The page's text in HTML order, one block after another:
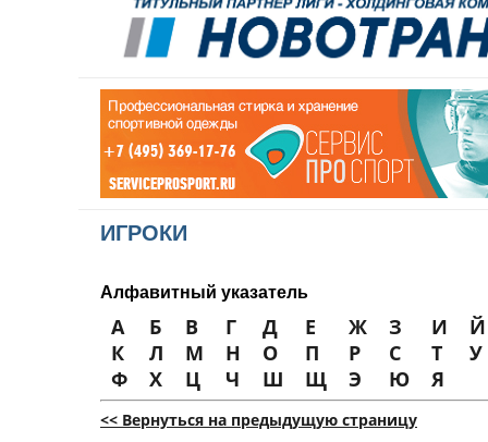
ИГРОКИ
Алфавитный указатель
А Б В Г Д Е Ж З И
Й
К
Л М Н О П Р С Т
У
Ф
Х Ц Ч Ш Щ Э Ю Я
<< Вернуться на предыдущую страницу